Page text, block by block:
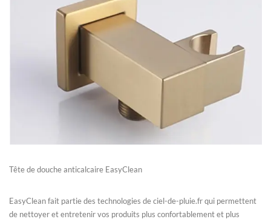
Tête de douche anticalcaire EasyClean
EasyClean fait partie des technologies de ciel-de-pluie.fr qui permettent
de nettoyer et entretenir vos produits plus confortablement et plus